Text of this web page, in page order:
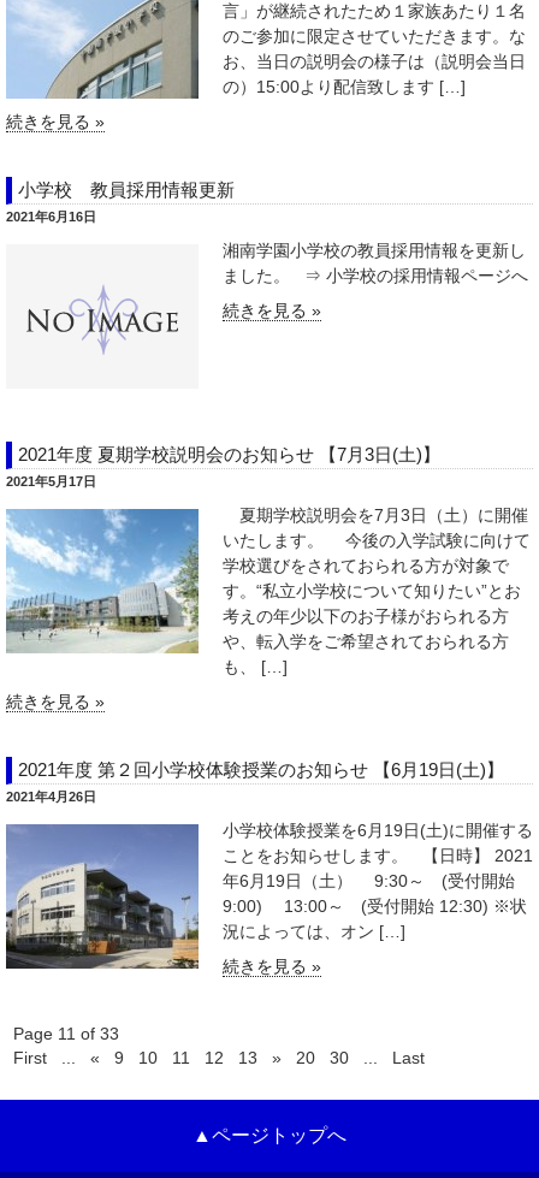
言」が継続されたため１家族あたり１名
のご参加に限定させていただきます。な
お、当日の説明会の様子は（説明会当日
の）15:00より配信致します […]
続きを見る »
小学校 教員採用情報更新
2021年6月16日
湘南学園小学校の教員採用情報を更新し
ました。 ⇒ 小学校の採用情報ページへ
続きを見る »
2021年度 夏期学校説明会のお知らせ 【7月3日(土)】
2021年5月17日
夏期学校説明会を7月3日（土）に開催
いたします。 今後の入学試験に向けて
学校選びをされておられる方が対象で
す。“私立小学校について知りたい”とお
考えの年少以下のお子様がおられる方
や、転入学をご希望されておられる方
も、 […]
続きを見る »
2021年度 第２回小学校体験授業のお知らせ 【6月19日(土)】
2021年4月26日
小学校体験授業を6月19日(土)に開催する
ことをお知らせします。 【日時】 2021
年6月19日（土） 9:30～ (受付開始
9:00) 13:00～ (受付開始 12:30) ※状
況によっては、オン […]
続きを見る »
Page 11 of 33
First
« 9 10 11 12 13 » 20 30 Last
▲ページトップへ